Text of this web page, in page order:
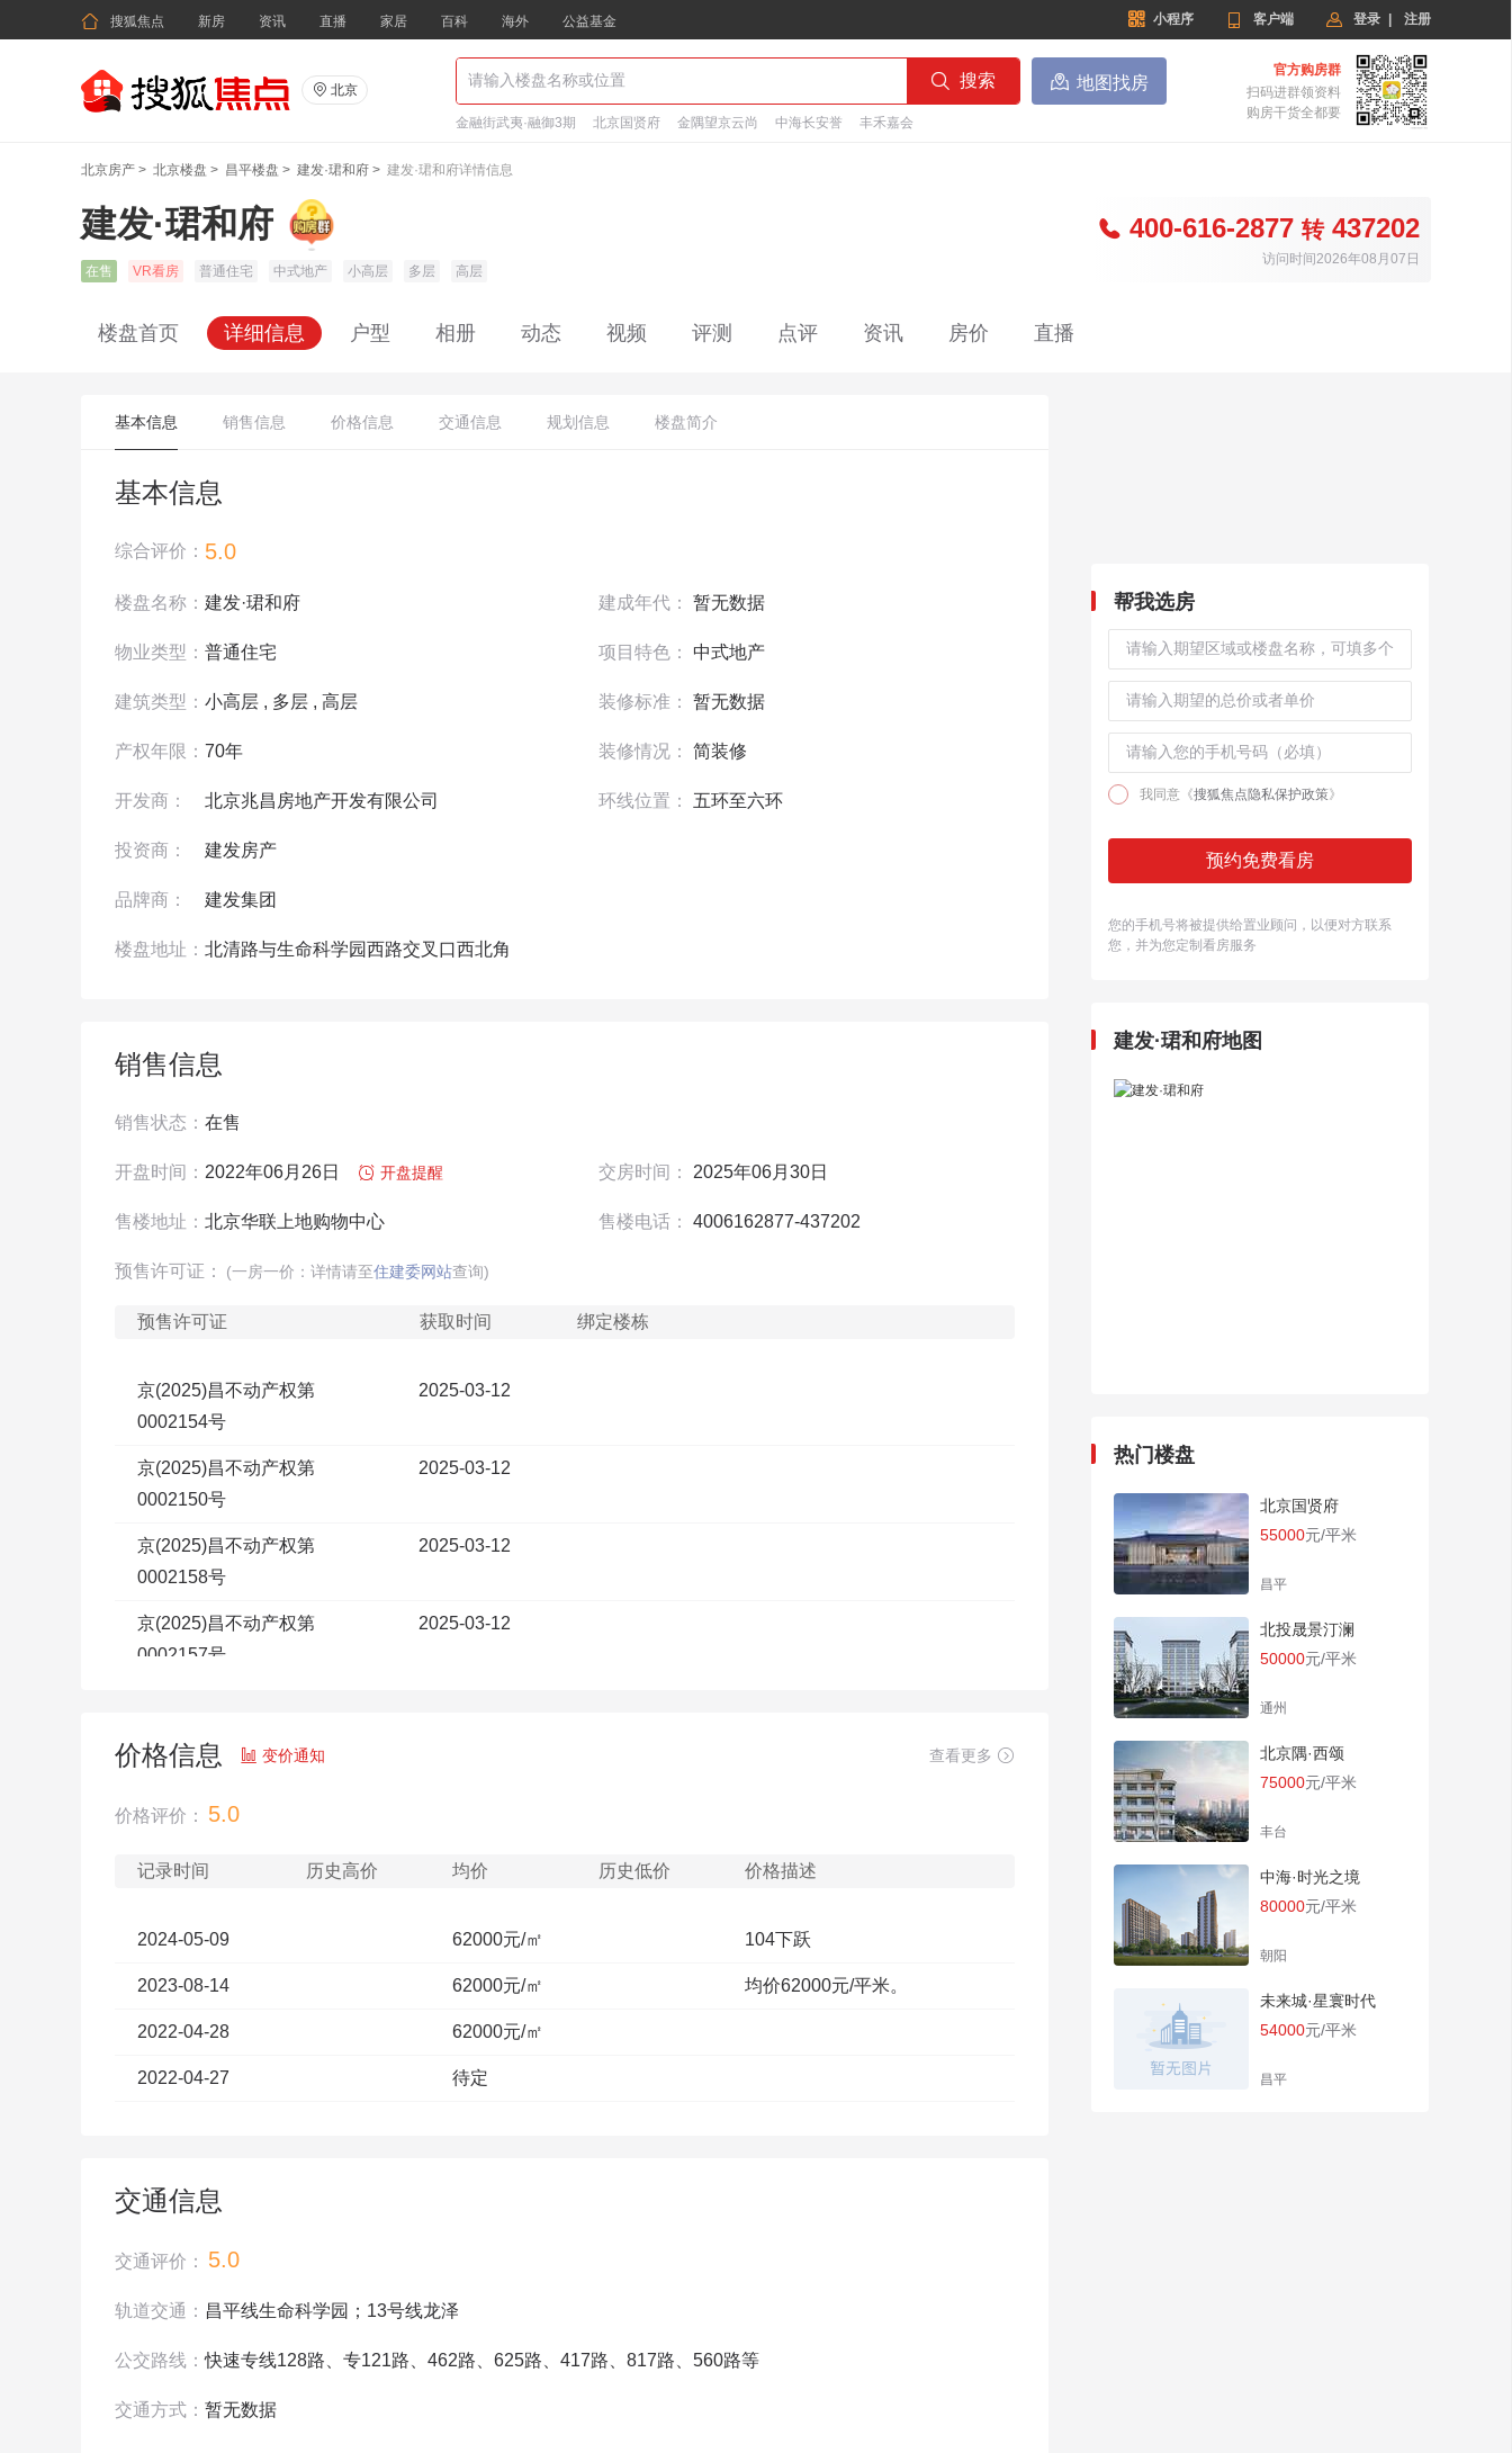
 搜狐焦点 新房 资讯 直播 家居 百科 海外 公益基金  小程序  客户端  登录 注册
 北京  搜索  地图找房
金融街武夷·融御3期 北京国贤府 金隅望京云尚 中海长安誉 丰禾嘉会
官方购房群
扫码进群领资料
购房干货全都要
北京房产 > 北京楼盘 > 昌平楼盘 > 建发·珺和府 > 建发·珺和府详情信息
建发·珺和府
在售 VR看房 普通住宅 中式地产 小高层 多层 高层
 400-616-2877 转437202
访问时间2026年08月07日
楼盘首页 详细信息 户型 相册 动态 视频 评测 点评 资讯 房价 直播
基本信息 销售信息 价格信息 交通信息 规划信息 楼盘简介
基本信息
综合评价： 5.0
楼盘名称： 建发·珺和府 建成年代： 暂无数据
物业类型： 普通住宅 项目特色： 中式地产
建筑类型： 小高层 , 多层 , 高层 装修标准： 暂无数据
产权年限： 70年 装修情况： 简装修
开发商： 北京兆昌房地产开发有限公司 环线位置： 五环至六环
投资商： 建发房产
品牌商： 建发集团
楼盘地址： 北清路与生命科学园西路交叉口西北角
销售信息
销售状态： 在售
开盘时间： 2022年06月26日  开盘提醒 交房时间： 2025年06月30日
售楼地址： 北京华联上地购物中心 售楼电话： 4006162877-437202
预售许可证： (一房一价：详情请至住建委网站查询)
预售许可证 获取时间 绑定楼栋
京(2025)昌不动产权第
0002154号
2025-03-12
京(2025)昌不动产权第
0002150号
2025-03-12
京(2025)昌不动产权第
0002158号
2025-03-12
京(2025)昌不动产权第
0002157号
2025-03-12
0002141号
京(2025)昌不动产权第
2025-03-12
0002146号
京房预售证（2022）79号 2022-06-19
价格信息  变价通知 查看更多 
价格评价： 5.0
记录时间 历史高价 均价 历史低价 价格描述
2024-05-09 62000元/㎡ 104下跃
2023-08-14 62000元/㎡ 均价62000元/平米。
2022-04-28 62000元/㎡
2022-04-27 待定
交通信息
交通评价： 5.0
轨道交通： 昌平线生命科学园；13号线龙泽
公交路线：快速专线128路、专121路、462路、625路、417路、817路、560路等
交通方式： 暂无数据
帮我选房
我同意《搜狐焦点隐私保护政策》
预约免费看房
您的手机号将被提供给置业顾问，以便对方联系
您，并为您定制看房服务
建发·珺和府地图
热门楼盘
北京国贤府
55000元/平米
昌平
北投晟景汀澜
50000元/平米
通州
北京隅·西颂
75000元/平米
丰台
中海·时光之境
80000元/平米
朝阳
未来城·星寰时代
54000元/平米
昌平